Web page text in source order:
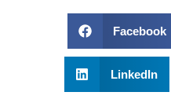
Facebook
LinkedIn